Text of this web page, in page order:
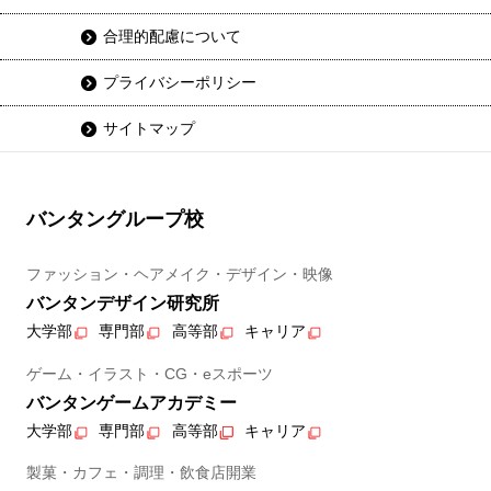
合理的配慮について
プライバシーポリシー
サイトマップ
バンタングループ校
ファッション・ヘアメイク・デザイン・映像
バンタンデザイン研究所
大学部 専門部 高等部 キャリア
ゲーム・イラスト・CG・eスポーツ
バンタンゲームアカデミー
大学部 専門部 高等部 キャリア
製菓・カフェ・調理・飲食店開業